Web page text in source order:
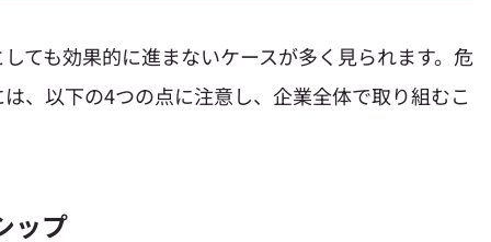
ても効果的に進まないケースが多く見られます。危
、以下の4つの点に注意し、企業全体で取り組むこ
ップ